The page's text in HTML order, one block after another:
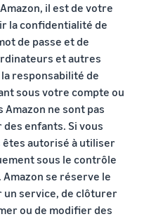
il est de votre
la confidentialité de
de passe et de
et autres
responsabilité de
sous votre compte ou
Amazon ne sont pas
enfants. Si vous
êtes autorisé à utiliser
sous le contrôle
Amazon se réserve le
service, de clôturer
ou de modifier des